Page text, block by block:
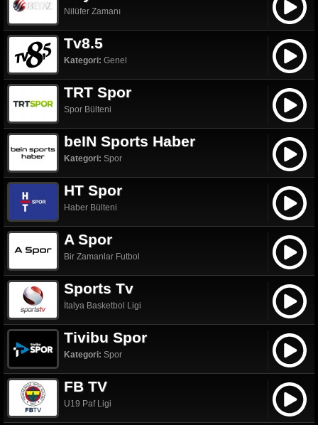
Nilüfer Zamanı
Tv8.5
Kategori: Genel
TRT Spor
Spor Bülteni
beIN Sports Haber
Kategori: Spor
HT Spor
Haber Bülteni
A Spor
Bir Zamanlar Futbol
Sports Tv
İtalya Basketbol Ligi
Tivibu Spor
Kategori: Spor
FB TV
U19 Paf Ligi